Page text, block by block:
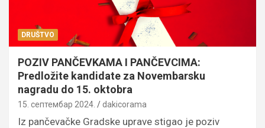
DRUŠTVO
POZIV PANČEVKAMA I PANČEVCIMA:
Predložite kandidate za Novembarsku
nagradu do 15. oktobra
15. септембар 2024. dakicorama
Iz pančevačke Gradske uprave stigao je poziv